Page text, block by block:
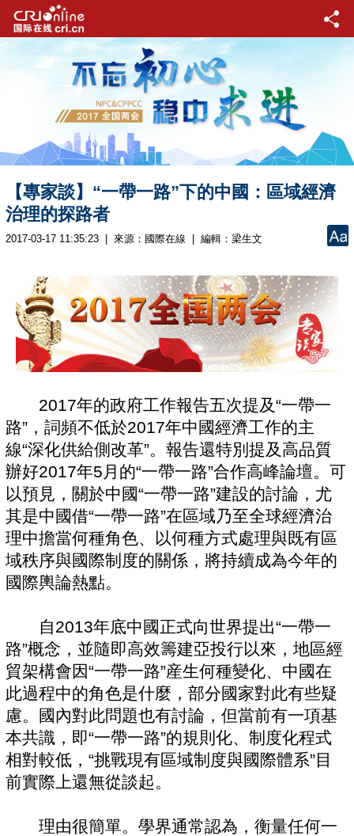
【專家談】“一帶一路”下的中國：區域經濟
治理的探路者
2017-03-17 11:35:23 | 來源： 國際在線 | 編輯：梁生文
2017年的政府工作報告五次提及“一帶一
路”，詞頻不低於2017年中國經濟工作的主
線“深化供給側改革”。報告還特別提及高品質
辦好2017年5月的“一帶一路”合作高峰論壇。可
以預見，關於中國“一帶一路”建設的討論，尤
其是中國借“一帶一路”在區域乃至全球經濟治
理中擔當何種角色、以何種方式處理與既有區
域秩序與國際制度的關係，將持續成為今年的
國際輿論熱點。
自2013年底中國正式向世界提出“一帶一
路”概念，並隨即高效籌建亞投行以來，地區經
貿架構會因“一帶一路”産生何種變化、中國在
此過程中的角色是什麼，部分國家對此有些疑
慮。國內對此問題也有討論，但當前有一項基
本共識，即“一帶一路”的規則化、制度化程式
相對較低，“挑戰現有區域制度與國際體系”目
前實際上還無從談起。
理由很簡單。學界通常認為，衡量任何一